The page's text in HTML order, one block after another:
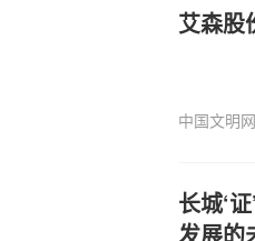
艾森股
中国文明网
长城‘
发展的